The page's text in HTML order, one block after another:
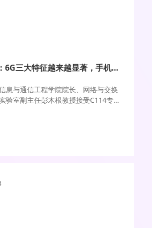
彭木根教授：6G三大特征越来越显著，手机直连低轨通信卫星成新的亮点
息与通信工程学院院长、网络与交换
验室副主任彭木根教授接受C114专
深入研究。